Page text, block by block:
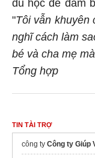
du học để đảm
"Tôi vẫn khuyên
nghĩ cách làm
bé và cha mẹ
Tổng hợp
TIN TÀI TRỢ
công ty Công ty Giúp